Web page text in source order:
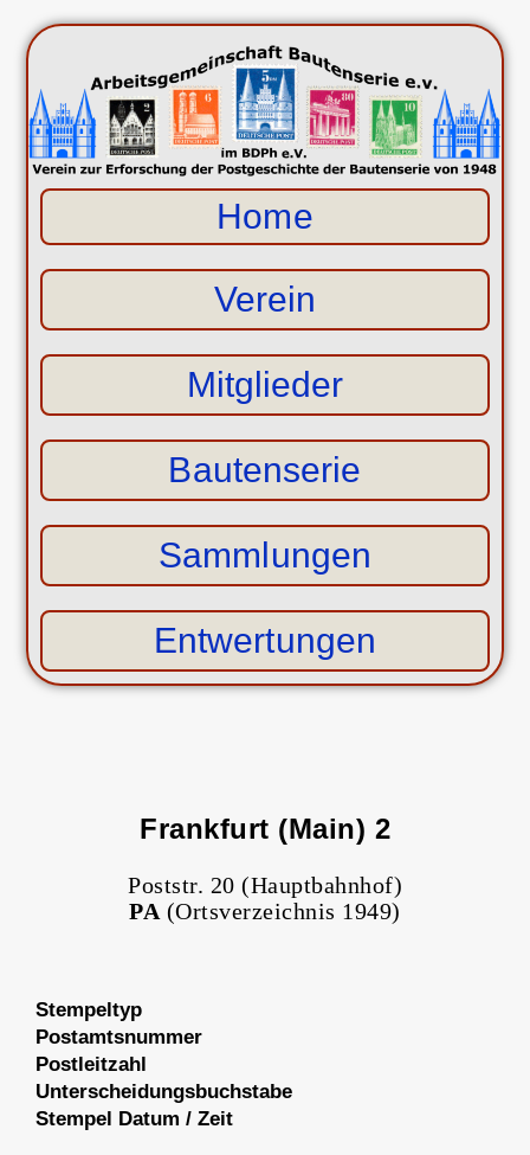
Home
Verein
Mitglieder
Bautenserie
Sammlungen
Entwertungen
Frankfurt (Main) 2
Poststr. 20 (Hauptbahnhof)
PA (Ortsverzeichnis 1949)
Stempeltyp
Postamtsnummer
Postleitzahl
Unterscheidungsbuchstabe
Stempel Datum / Zeit